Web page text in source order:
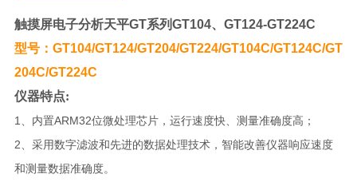
触摸屏电子分析天平GT系列GT104、GT124-GT224C
型号：GT104/GT124/GT204/GT224/GT104C/GT124C/GT
204C/GT224C
仪器特点:
1、内置ARM32位微处理芯片，运行速度快、测量准确度高；
2、采用数字滤波和先进的数据处理技术，智能改善仪器响应速度
和测量数据准确度。